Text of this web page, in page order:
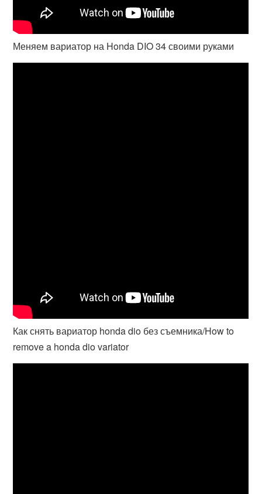
Меняем вариатор на Honda DIO 34 своими руками
Как снять вариатор honda dio без съемника/How to
remove a honda dio variator